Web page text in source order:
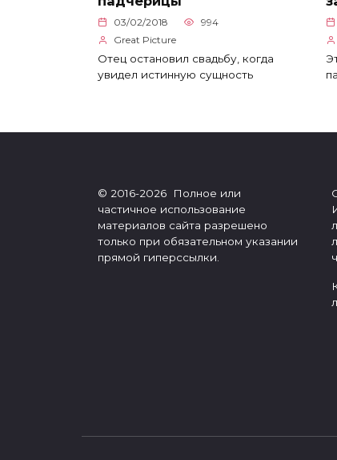
03/02/2018
994
Great Picture
Отец остановил свадьбу, когда
увидел истинную сущность
© 2016-2026 Полное или
частичное использование
материалов сайта разрешено
только при обязательном указании
прямой гиперссылки.